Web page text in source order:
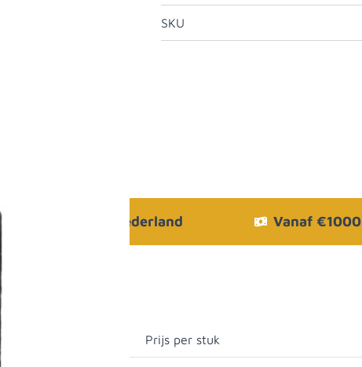
SKU
Bezorgen in heel Nederland Vanaf €1000
Prijs per stuk